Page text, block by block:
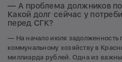
— А проблема должников
Какой долг сейчас у
перед СГК?
— На начало июля
коммунальному хозяйству в
миллиарда рублей. Одна из